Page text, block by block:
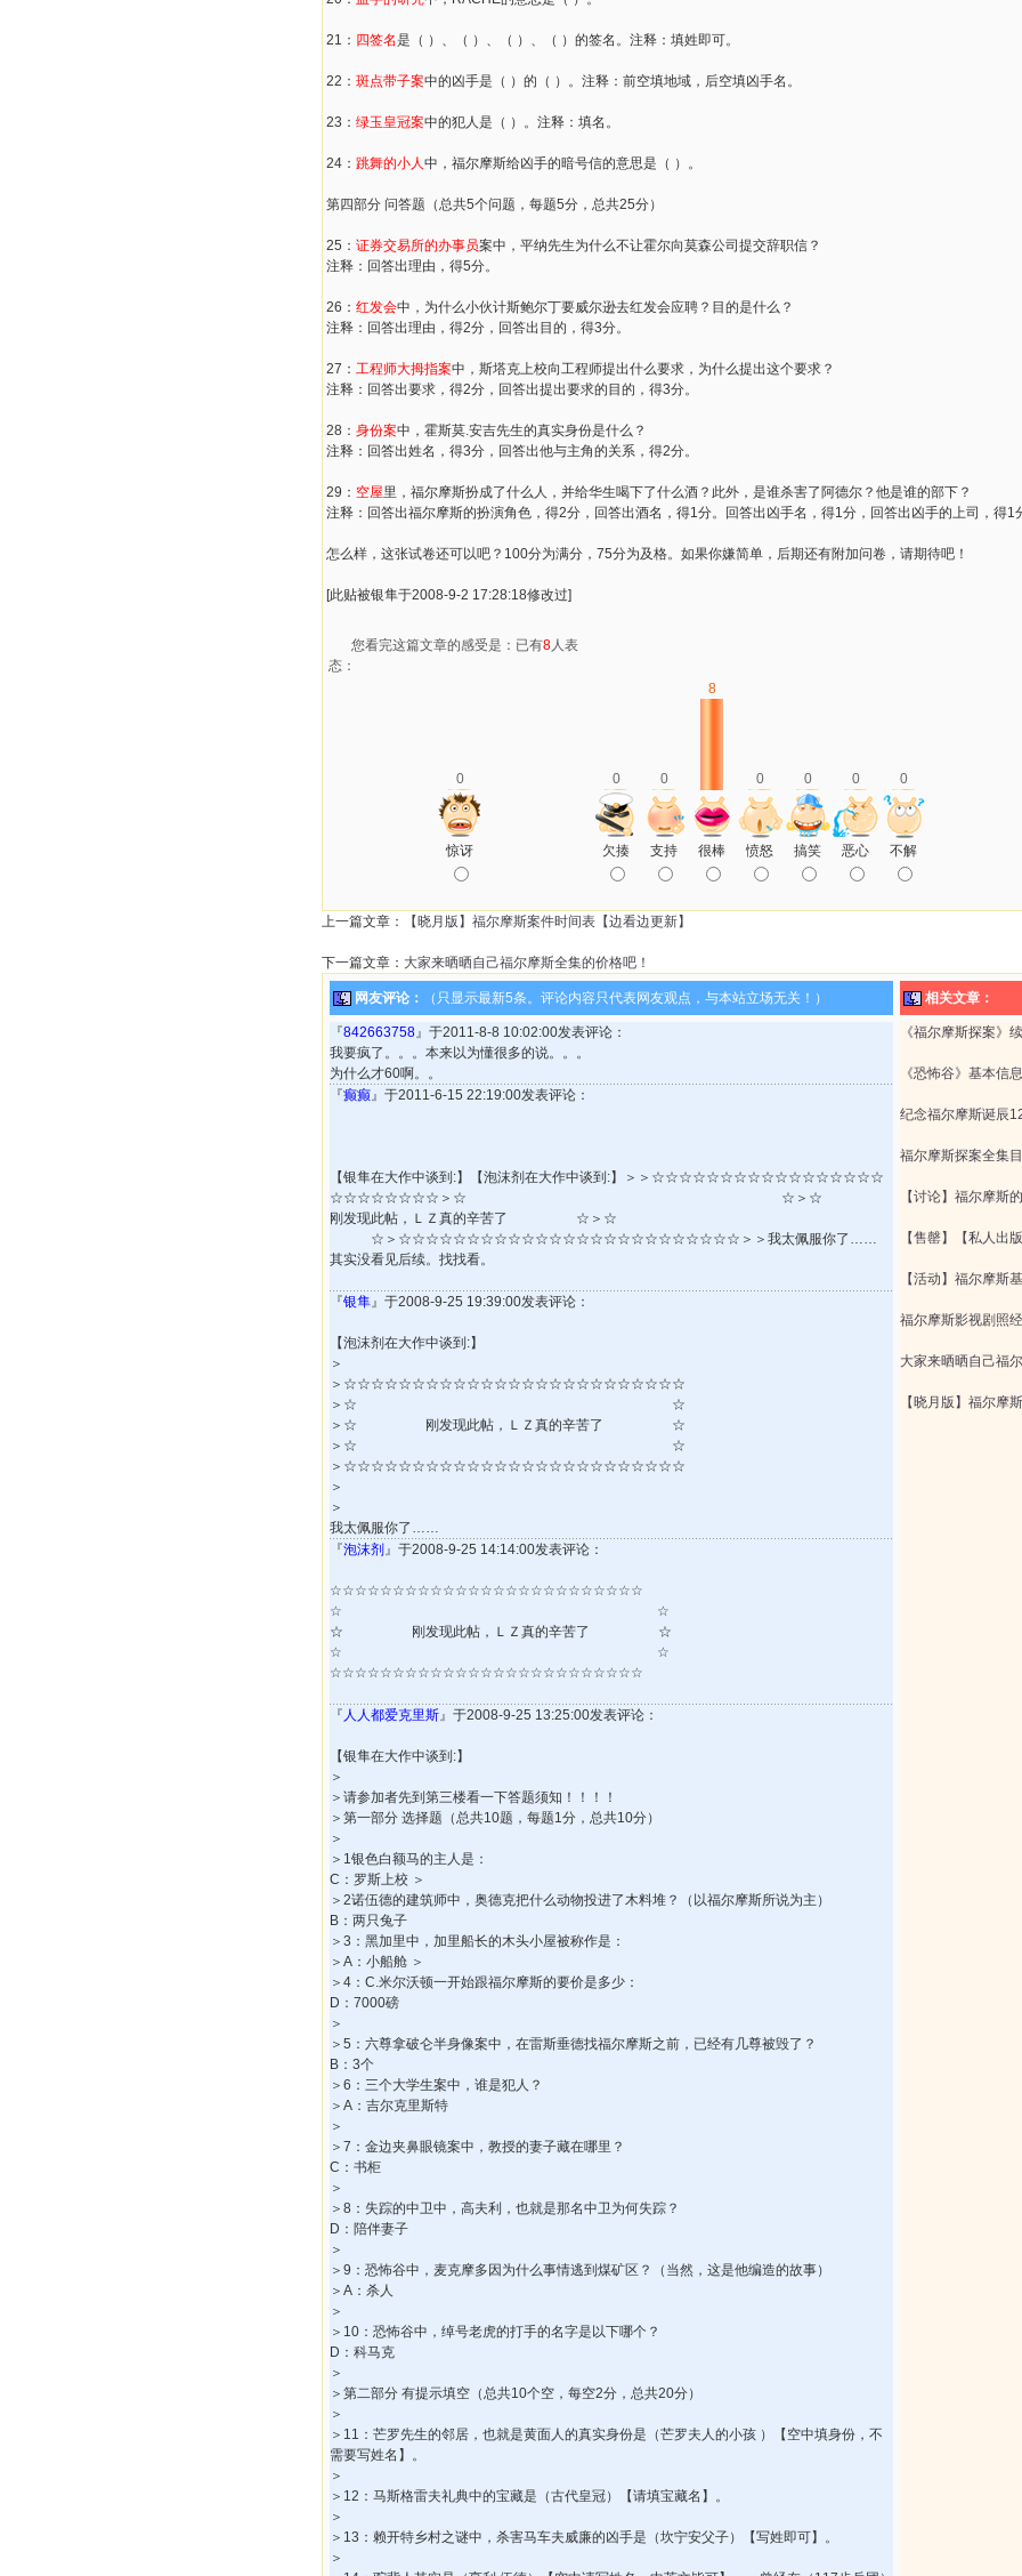
21： 四签名是（ ）、（ ）、（ ）、（ ）的签名。注释：填姓即可。
22： 斑点带子案中的凶手是（ ）的（ ）。注释：前空填地域，后空填凶手名。
23： 绿玉皇冠案中的犯人是（ ）。注释：填名。
24： 跳舞的小人中，福尔摩斯给凶手的暗号信的意思是（ ）。
第四部分 问答题（总共5个问题，每题5分，总共25分）
25： 证券交易所的办事员案中，平纳先生为什么不让霍尔向莫森公司提交辞职信？
注释：回答出理由，得5分。
26： 红发会中，为什么小伙计斯鲍尔丁要威尔逊去红发会应聘？目的是什么？
注释：回答出理由，得2分，回答出目的，得3分。
27： 工程师大拇指案中，斯塔克上校向工程师提出什么要求，为什么提出这个要求？
注释：回答出要求，得2分，回答出提出要求的目的，得3分。
28： 身份案中，霍斯莫.安吉先生的真实身份是什么？
注释：回答出姓名，得3分，回答出他与主角的关系，得2分。
29： 空屋里，福尔摩斯扮成了什么人，并给华生喝下了什么酒？此外，是谁杀害了阿德尔？他是谁的部下？
注释：回答出福尔摩斯的扮演角色，得2分，回答出酒名，得1分。回答出凶手名，得1分，回答出凶手的上司，得1
怎么样，这张试卷还可以吧？100分为满分，75分为及格。如果你嫌简单，后期还有附加问卷，请期待吧！
[此贴被银隼于2008-9-2 17:28:18修改过]
您看完这篇文章的感受是：已有8人表
态：
0 0 0
8
0 0 0 0
惊讶 欠揍 支持 很棒 愤怒 搞笑 恶心 不解
上一篇文章： 【晓月版】福尔摩斯案件时间表【边看边更新】
下一篇文章： 大家来晒晒自己福尔摩斯全集的价格吧！
网友评论： （只显示最新5条。评论内容只代表网友观点，与本站立场无关！） 相关文章：
『842663758』于2011-8-8 10:02:00发表评论：
我要疯了。。。本来以为懂很多的说。。。
为什么才60啊。。
『癫癫』于2011-6-15 22:19:00发表评论：
【银隼在大作中谈到:】【泡沫剂在大作中谈到:】＞＞☆☆☆☆☆☆☆☆☆☆☆☆☆☆☆☆☆
☆☆☆☆☆☆☆☆＞☆ ☆＞☆
刚发现此帖，ＬＺ真的辛苦了 ☆＞☆
☆＞☆☆☆☆☆☆☆☆☆☆☆☆☆☆☆☆☆☆☆☆☆☆☆☆☆＞＞我太佩服你了……
其实没看见后续。找找看。
『银隼』于2008-9-25 19:39:00发表评论：
【泡沫剂在大作中谈到:】
＞
＞☆☆☆☆☆☆☆☆☆☆☆☆☆☆☆☆☆☆☆☆☆☆☆☆☆
＞☆ ☆
＞☆ 刚发现此帖，ＬＺ真的辛苦了 ☆
＞☆ ☆
＞☆☆☆☆☆☆☆☆☆☆☆☆☆☆☆☆☆☆☆☆☆☆☆☆☆
＞
＞
我太佩服你了……
『泡沫剂 』于2008-9-25 14:14:00发表评论：
☆☆☆☆☆☆☆☆☆☆☆☆☆☆☆☆☆☆☆☆☆☆☆☆☆
☆ ☆
☆ 刚发现此帖，ＬＺ真的辛苦了 ☆
☆ ☆
☆☆☆☆☆☆☆☆☆☆☆☆☆☆☆☆☆☆☆☆☆☆☆☆☆
『 人人都爱克里斯』于2008-9-25 13:25:00发表评论：
【银隼在大作中谈到:】
＞
＞请参加者先到第三楼看一下答题须知！！！！
＞第一部分 选择题（总共10题，每题1分，总共10分）
＞
＞1银色白额马的主人是：
C：罗斯上校 ＞
＞2诺伍德的建筑师中，奥德克把什么动物投进了木料堆？（以福尔摩斯所说为主）
B：两只兔子
＞3：黑加里中，加里船长的木头小屋被称作是：
＞A：小船舱 ＞
＞4：C.米尔沃顿一开始跟福尔摩斯的要价是多少：
D：7000磅
＞
＞5：六尊拿破仑半身像案中，在雷斯垂德找福尔摩斯之前，已经有几尊被毁了？
B：3个
＞6：三个大学生案中，谁是犯人？
＞A：吉尔克里斯特
＞
＞7：金边夹鼻眼镜案中，教授的妻子藏在哪里？
C：书柜
＞
＞8：失踪的中卫中，高夫利，也就是那名中卫为何失踪？
D：陪伴妻子
＞
＞9：恐怖谷中，麦克摩多因为什么事情逃到煤矿区？（当然，这是他编造的故事）
＞A：杀人
＞
＞10：恐怖谷中，绰号老虎的打手的名字是以下哪个？
D：科马克
＞
＞第二部分 有提示填空（总共10个空，每空2分，总共20分）
＞
＞11：芒罗先生的邻居，也就是黄面人的真实身份是（芒罗夫人的小孩 ）【空中填身份，不
需要写姓名】。
＞
＞12：马斯格雷夫礼典中的宝藏是（古代皇冠）【请填宝藏名】。
＞
＞13：赖开特乡村之谜中，杀害马车夫威廉的凶手是（坎宁安父子）【写姓即可】。
＞
《福尔摩斯探案》
《恐怖谷》基本信息
纪念福尔摩斯诞辰
福尔摩斯探案全集
【讨论】福尔摩斯
【售罄】【私人出
【活动】福尔摩斯
福尔摩斯影视剧照
大家来晒晒自己福
【晓月版】福尔摩